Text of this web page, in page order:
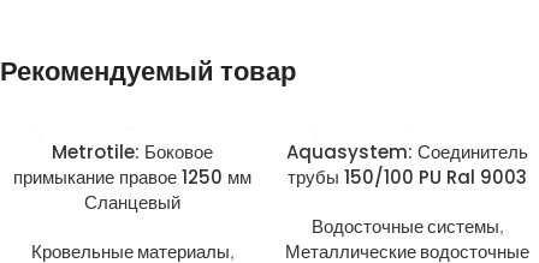
Рекомендуемый товар
Metrotile: Боковое
примыкание правое 1250 мм
Сланцевый
Кровельные материалы,
Aquasystem: Соединитель
трубы 150/100 PU Ral 9003
Водосточные системы,
Металлические водосточные